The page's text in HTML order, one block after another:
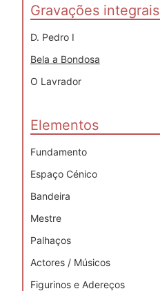
Gravações integrais
D. Pedro I
Bela a Bondosa
O Lavrador
Elementos
Fundamento
Espaço Cénico
Bandeira
Mestre
Palhaços
Actores / Músicos
Figurinos e Adereços